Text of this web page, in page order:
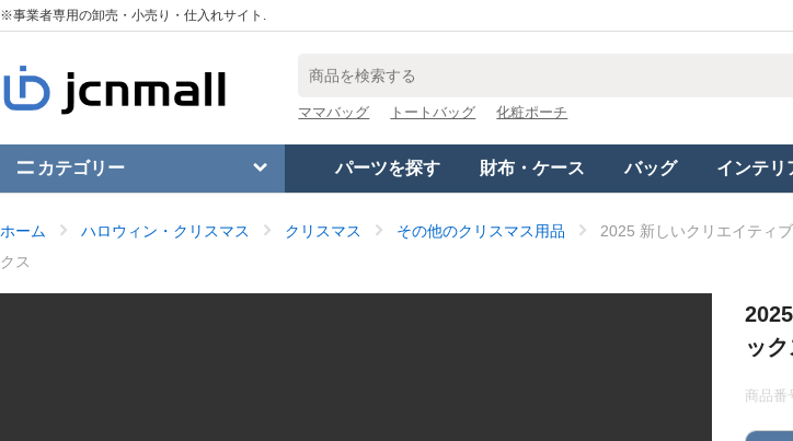
※事業者専用の卸売・小売り・仕入れサイト.
ママバッグ トートバッグ 化粧ポーチ
カテゴリー パーツを探す 財布・ケース バッグ インテリ
ホーム ハロウィン・クリスマス クリスマス その他のクリスマス用品
2025 新しいクリエイティ
クス
ッ
商品番